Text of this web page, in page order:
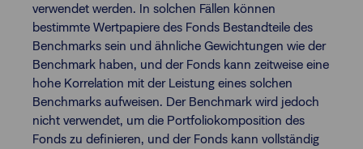
verwendet werden. In solchen Fällen können
bestimmte Wertpapiere des Fonds Bestandteile des
Benchmarks sein und ähnliche Gewichtungen wie der
Benchmark haben, und der Fonds kann zeitweise eine
hohe Korrelation mit der Leistung eines solchen
Benchmarks aufweisen. Der Benchmark wird jedoch
nicht verwendet, um die Portfoliokomposition des
Fonds zu definieren, und der Fonds kann vollständig